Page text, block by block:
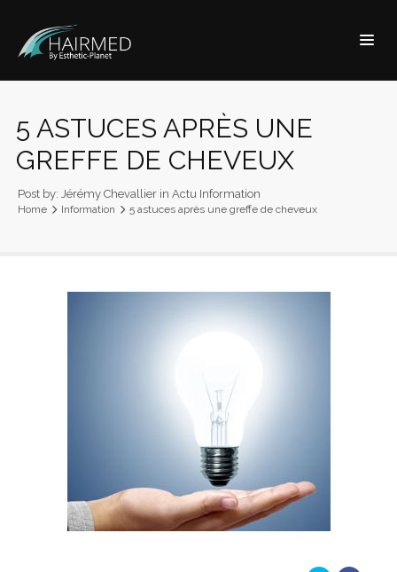
5 ASTUCES APRÈS UNE
GREFFE DE CHEVEUX
Post by: Jérémy Chevallier in Actu Information
Home Information 5 astuces après une greffe de cheveux